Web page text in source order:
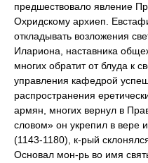
предшествовало явление
Охридскому архиеп.
откладывать возложения
Илариона, наставника
многих обратит от блуда к
управления кафедрой
распространения
армян, многих вернул в
словом» он укрепил в вере
(1143-1180), к-рый
Основал мон-рь во имя